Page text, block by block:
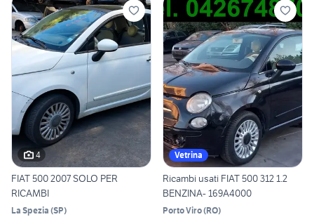
4
FIAT 500 2007 SOLO PER
RICAMBI
La Spezia (SP)
Vetrina
Ricambi usati FIAT 500 312 1.2
BENZINA- 169A4000
Porto Viro(RO)